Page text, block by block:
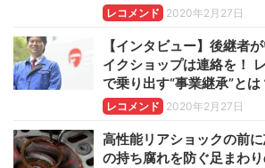
レコメンド 2020年2月27日
【インタビュー】後継者
イクショップは連絡を！
で乗り出す“事業継承”とは
レコメンド 2020年2月27日
高性能リアショックの前
の持ち腐れを防ぐ足まわ